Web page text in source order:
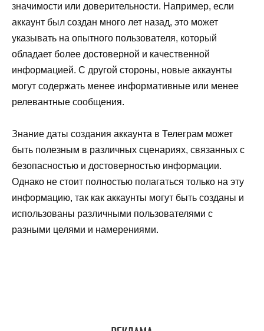
значимости или доверительности. Например, если
аккаунт был создан много лет назад, это может
указывать на опытного пользователя, который
обладает более достоверной и качественной
информацией. С другой стороны, новые аккаунты
могут содержать менее информативные или менее
релевантные сообщения.
Знание даты создания аккаунта в Телеграм может
быть полезным в различных сценариях, связанных с
безопасностью и достоверностью информации.
Однако не стоит полностью полагаться только на эту
информацию, так как аккаунты могут быть созданы и
использованы различными пользователями с
разными целями и намерениями.